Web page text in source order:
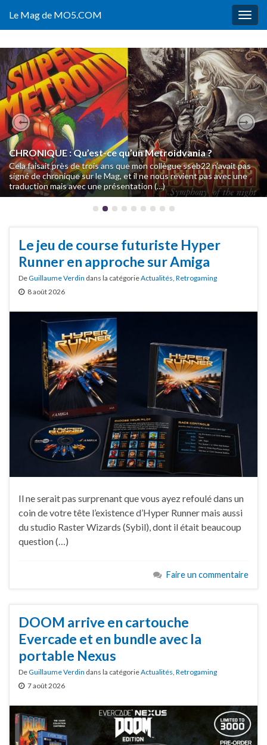
Le Mag de MO5.COM
CHRONIQUE : Qu’est-ce qu’un Metroidvania ?
Cela faisait près de trois ans que mon collègue sseb22 n’avait pas
signé de chronique sur le Mag, et il ne nous revient pas avec une
traduction mais avec une présentation (…)
Notre Musée du Jeu Vidéo ouvre sa billetterie
Fin octobre, nous dévoilions l’ouverture de notre Musée du Jeu
Vidéo en décembre mais, bien que nous ayons publié un
communiqué de presse une semaine plus tard et donné (…)
Previous
Le jeu de course futuriste Hyper
Runner en approche sur Amiga
DeGuillaume Verdin dans la catégorieActualités, Retrogaming
8 août 2026
Il ne serait pas surprenant que vous ayez refoulé dans un
coin de votre tête l’existence d’Hyper Runner mais aussi
du studio Raster Wizards (Sybil), dont il était beaucoup
question (…)
Faire un commentaire
DOOM arrive en cartouche
Evercade et en bundle avec la
portable Nexus
DeGuillaume Verdin dans la catégorieActualités, Retrogaming
7 août 2026